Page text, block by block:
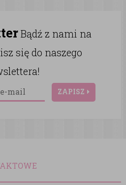
Bądź z nami na
się do naszego
ZAPISZ